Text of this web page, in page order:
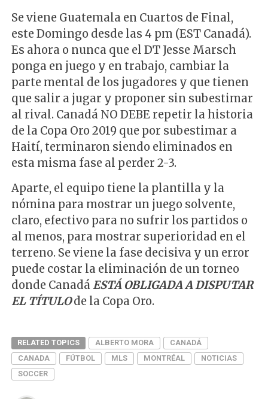
Se viene Guatemala en Cuartos de Final,
este Domingo desde las 4 pm (EST Canadá).
Es ahora o nunca que el DT Jesse Marsch
ponga en juego y en trabajo, cambiar la
parte mental de los jugadores y que tienen
que salir a jugar y proponer sin subestimar
al rival. Canadá NO DEBE repetir la historia
de la Copa Oro 2019 que por subestimar a
Haití, terminaron siendo eliminados en
esta misma fase al perder 2-3.
Aparte, el equipo tiene la plantilla y la
nómina para mostrar un juego solvente,
claro, efectivo para no sufrir los partidos o
al menos, para mostrar superioridad en el
terreno. Se viene la fase decisiva y un error
puede costar la eliminación de un torneo
donde Canadá ESTÁ OBLIGADA A DISPUTAR
EL TÍTULOde la Copa Oro.
RELATED TOPICS ALBERTO MORA
CANADÁ
CANADA
FÚTBOL MLS MONTRÉAL
NOTICIAS
SOCCER